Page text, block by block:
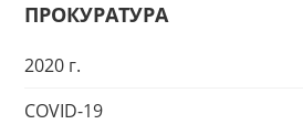
ПРОКУРАТУРА
2020 г.
COVID-19